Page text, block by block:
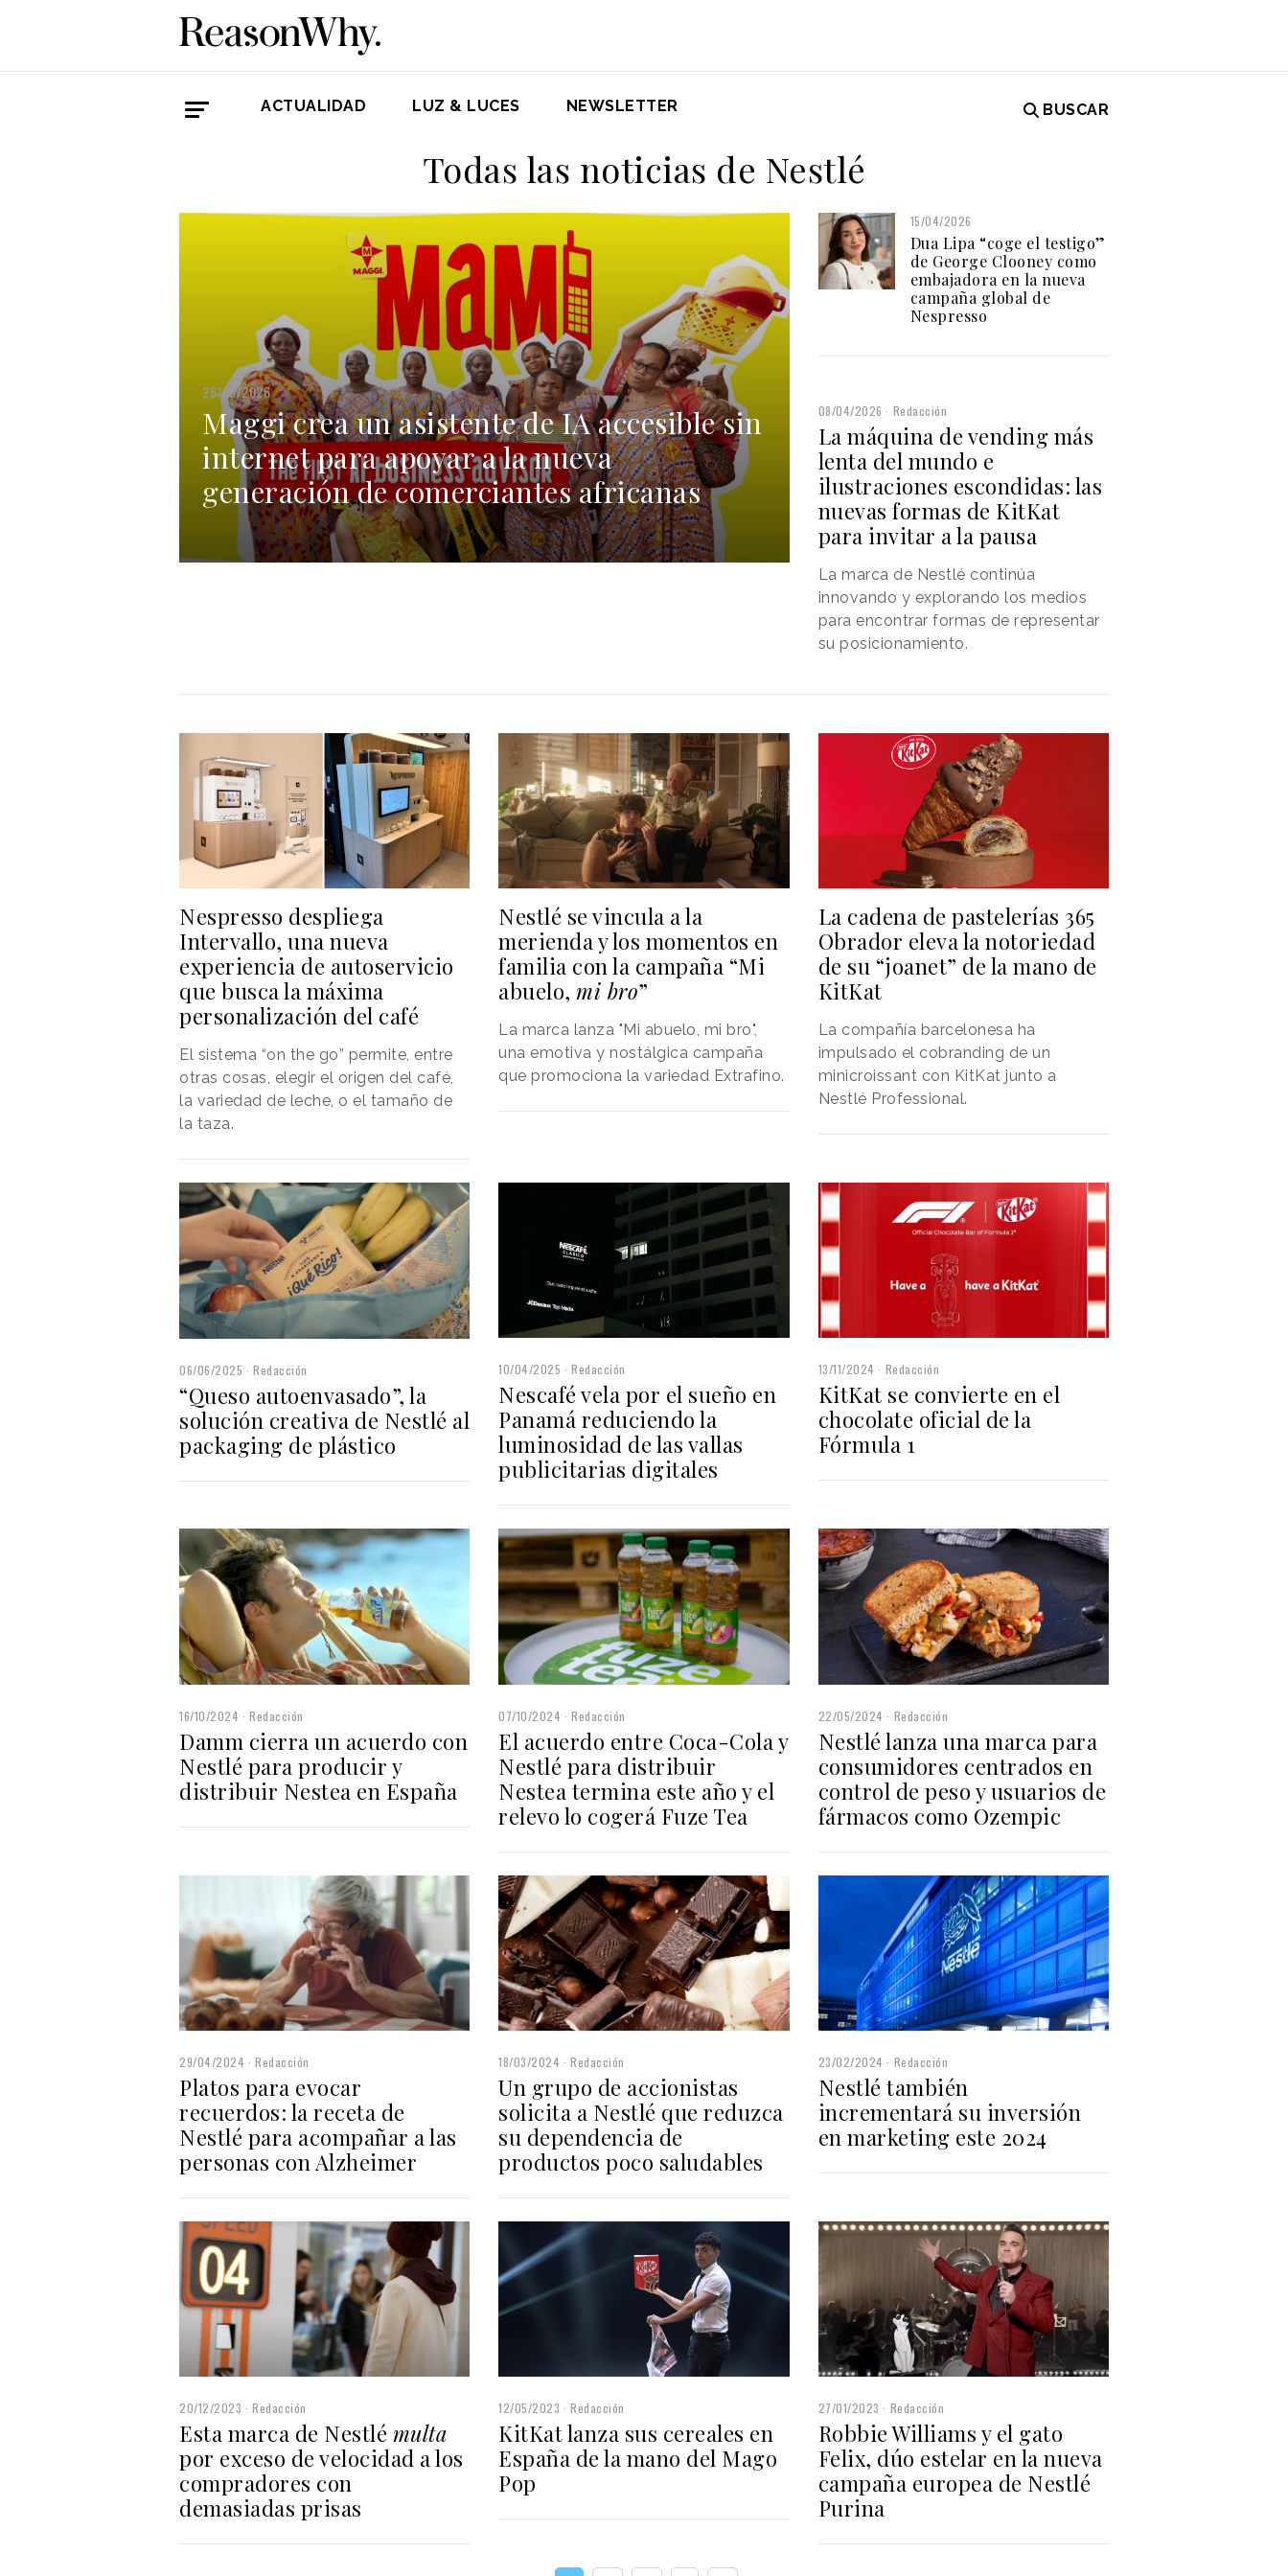
ACTUALIDAD LUZ & LUCES NEWSLETTER BUSCAR
Todas las noticias de Nestlé
26/05/2026
Maggi crea un asistente de IA accesible sin
internet para apoyar a la nueva
generación de comerciantes africanas
15/04/2026
Dua Lipa “coge el testigo”
de George Clooney como
embajadora en la nueva
campaña global de
Nespresso
08/04/2026 Redacción
La máquina de vending más
lenta del mundo e
ilustraciones escondidas: las
nuevas formas de KitKat
para invitar a la pausa
La marca de Nestlé continúa
innovando y explorando los medios
para encontrar formas de representar
su posicionamiento.
Nespresso despliega
Intervallo, una nueva
experiencia de autoservicio
que busca la máxima
personalización del café
El sistema “on the go” permite, entre
otras cosas, elegir el origen del café,
la variedad de leche, o el tamaño de
la taza.
Nestlé se vincula a la
merienda y los momentos en
familia con la campaña “Mi
abuelo,mi bro”
La marca lanza "Mi abuelo, mi bro",
una emotiva y nostálgica campaña
que promociona la variedad Extrafino.
La cadena de pastelerías 365
Obrador eleva la notoriedad
de su “joanet” de la mano de
KitKat
La compañía barcelonesa ha
impulsado el cobranding de un
minicroissant con KitKat junto a
Nestlé Professional.
06/06/2025 Redacción
“Queso autoenvasado”, la
solución creativa de Nestlé al
packaging de plástico
10/04/2025 Redacción
Nescafé vela por el sueño en
Panamá reduciendo la
luminosidad de las vallas
publicitarias digitales
13/11/2024 Redacción
KitKat se convierte en el
chocolate oficial de la
Fórmula 1
16/10/2024 Redacción
Damm cierra un acuerdo con
Nestlé para producir y
distribuir Nestea en España
07/10/2024 Redacción
El acuerdo entre Coca-Cola y
Nestlé para distribuir
Nestea termina este año y el
relevo lo cogerá Fuze Tea
22/05/2024 Redacción
Nestlé lanza una marca para
consumidores centrados en
control de peso y usuarios de
fármacos como Ozempic
29/04/2024 Redacción
Platos para evocar
recuerdos: la receta de
Nestlé para acompañar a las
personas con Alzheimer
18/03/2024 Redacción
Un grupo de accionistas
solicita a Nestlé que reduzca
su dependencia de
productos poco saludables
23/02/2024 Redacción
Nestlé también
incrementará su inversión
en marketing este 2024
20/12/2023 Redacción
Esta marca de Nestlé multa
por exceso de velocidad a los
compradores con
demasiadas prisas
12/05/2023 Redacción
KitKat lanza sus cereales en
España de la mano del Mago
Pop
27/01/2023 Redacción
Robbie Williams y el gato
Felix, dúo estelar en la nueva
campaña europea de Nestlé
Purina